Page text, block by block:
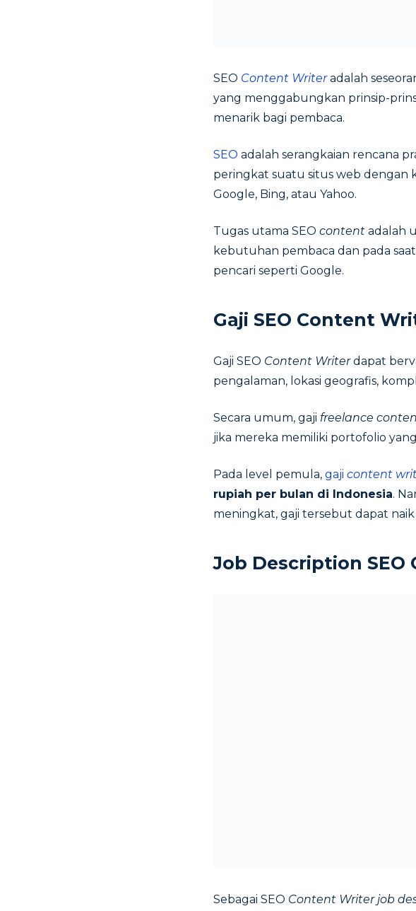
SEO Content Writeradalah
yang menggabungkan prinsip-
menarik bagi pembaca.
SEO adalah serangkaian rencana
peringkat suatu situs web dengan
Google, Bing, atau Yahoo.
Tugas utama SEO content adalah
kebutuhan pembaca dan pada
pencari seperti Google.
Gaji SEO Content
Gaji SEO Content Writerdapat
pengalaman, lokasi geografis,
Secara umum, gaji freelance
jika mereka memiliki portofolio
Pada level pemula, gaji content
rupiah per bulan di Indonesia.
meningkat, gaji tersebut dapat naik
Job Description
Sebagai SEO Content Writer job